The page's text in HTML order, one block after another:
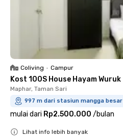
Coliving • Campur
Kost 100S House Hayam Wuruk
Maphar, Taman Sari
997 m dari stasiun mangga besar
mulai dari Rp2.500.000 /bulan
Lihat info lebih banyak